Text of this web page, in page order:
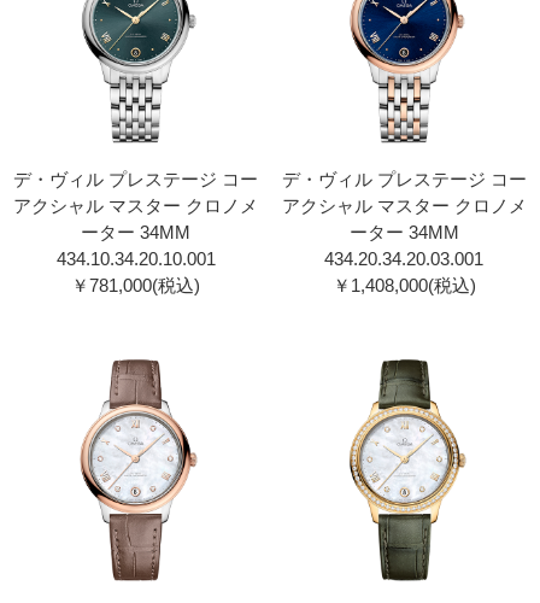
デ・ヴィル プレステージ コー
アクシャル マスター クロノメ
ーター 34MM
434.10.34.20.10.001
￥781,000(税込)
デ・ヴィル プレステージ コー
アクシャル マスター クロノメ
ーター 34MM
434.20.34.20.03.001
￥1,408,000(税込)